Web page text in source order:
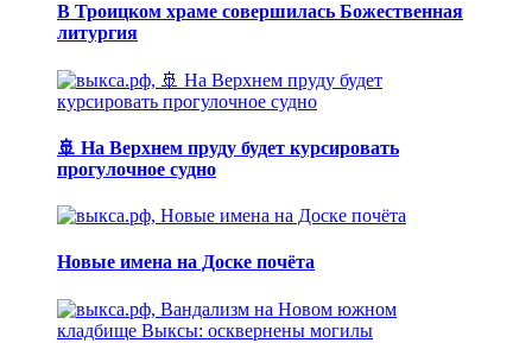
В Троицком храме совершилась Божественная
литургия
🚢 На Верхнем пруду будет курсировать
прогулочное судно
Новые имена на Доске почёта